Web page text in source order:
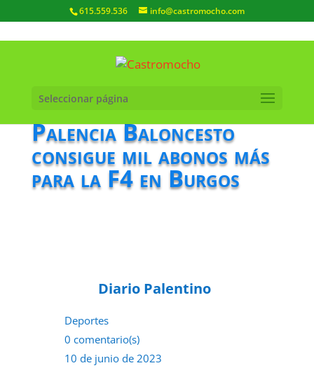
615.559.536 info@castromocho.com
Seleccionar página
Palencia Baloncesto
consigue mil abonos más
para la F4 en Burgos
Diario Palentino
Deportes
0 comentario(s)
10 de junio de 2023